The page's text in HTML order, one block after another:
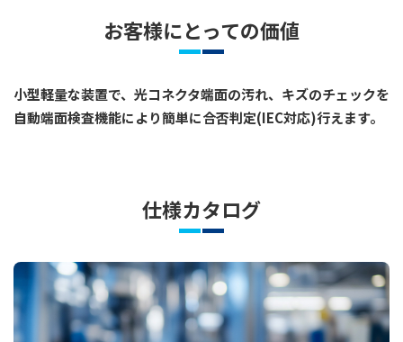
お客様にとっての価値
小型軽量な装置で、光コネクタ端面の汚れ、キズのチェックを
自動端面検査機能により簡単に合否判定(IEC対応)行えます。
仕様カタログ